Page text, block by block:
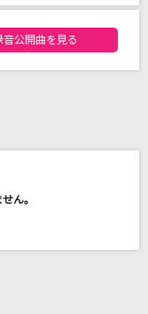
ンキング
音公開曲を見る